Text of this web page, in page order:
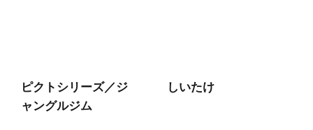
ピクトシリーズ／ジ
ャングルジム
しいたけ